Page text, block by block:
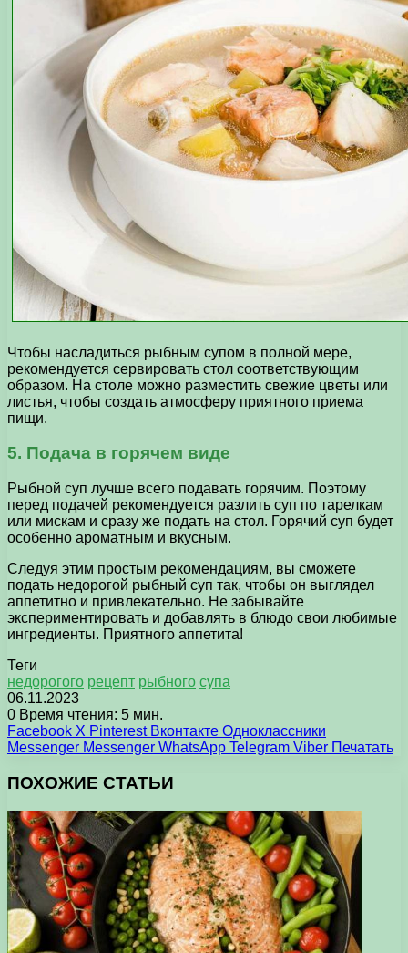
Чтобы насладиться рыбным супом в полной мере,
рекомендуется сервировать стол соответствующим
образом. На столе можно разместить свежие цветы или
листья, чтобы создать атмосферу приятного приема
пищи.
5. Подача в горячем виде
Рыбной суп лучше всего подавать горячим. Поэтому
перед подачей рекомендуется разлить суп по тарелкам
или мискам и сразу же подать на стол. Горячий суп будет
особенно ароматным и вкусным.
Следуя этим простым рекомендациям, вы сможете
подать недорогой рыбный суп так, чтобы он выглядел
аппетитно и привлекательно. Не забывайте
экспериментировать и добавлять в блюдо свои любимые
ингредиенты. Приятного аппетита!
Теги
недорогого рецепт рыбного супа
06.11.2023
0 Время чтения: 5 мин.
Facebook X Pinterest Вконтакте Одноклассники
Messenger Messenger WhatsApp Telegram Viber Печатать
ПОХОЖИЕ СТАТЬИ